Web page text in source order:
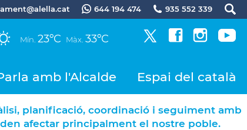
644 194 474 935 552 339
Mín. 23ºC Màx. 33ºC
amb l'Alcalde Espai del català
planificació, coordinació i seguiment amb
afectar principalment el nostre poble.